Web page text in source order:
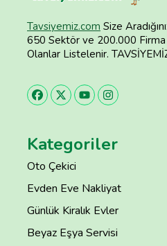
Tavsiyemiz.com Size
650 Sektör ve 200.000 Firma
Olanlar Listelenir.
Kategoriler
Oto Çekici
Evden Eve Nakliyat
Günlük Kiralık Evler
Beyaz Eşya Servisi